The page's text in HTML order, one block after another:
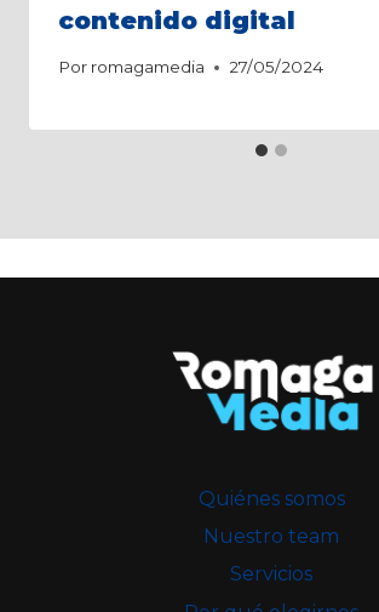
contenido digital
Por romagamedia 27/05/2024
Quiénes somos
Nuestro team
Servicios